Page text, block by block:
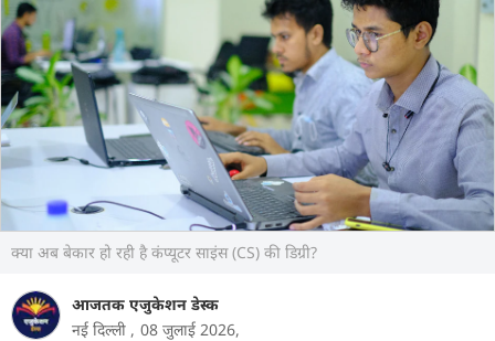
क्या अब बेकार हो रही है कंप्यूटर साइंस (CS) की डिग्री?
आजतक एजुकेशन डेस्क
नई दिल्ली , 08 जुलाई 2026,